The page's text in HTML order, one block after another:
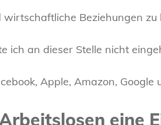
Beziehungen zu
ich an dieser Stelle nicht
Apple, Amazon,
eine